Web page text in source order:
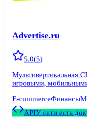
Advertise.ru
5.0(5)
Мультивертикальная
игровыми,
E-commerceФинансы
APIУ сети есть